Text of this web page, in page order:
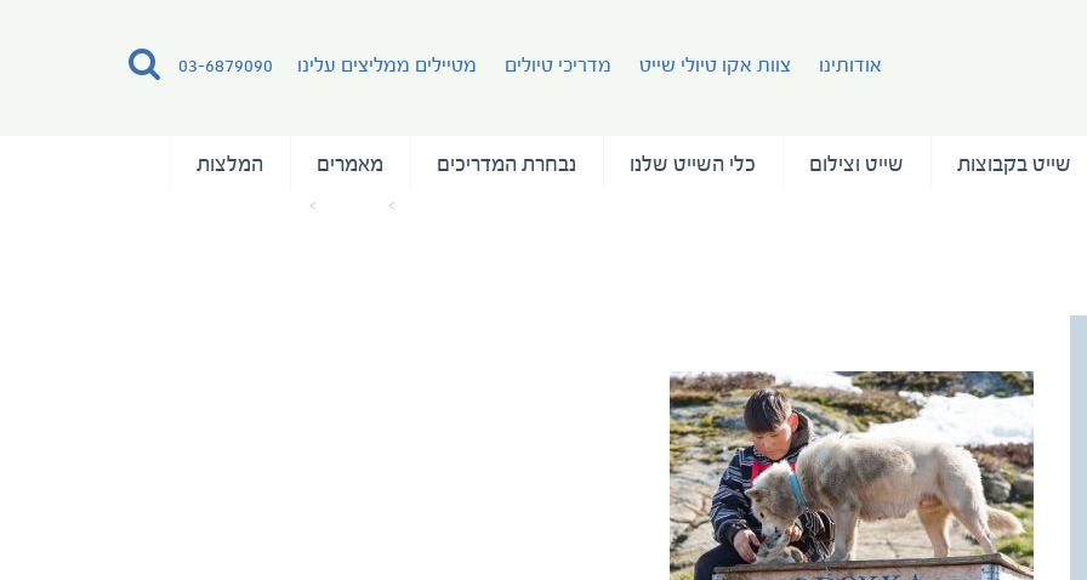
03-6879090 אודותינו צוות אקו טיולי שייט מדריכי טיולים מטיילים ממליצים עלינו
שייט בקבוצות שייט וצילום כלי השייט שלנו נבחרת המדריכים מאמרים המלצות